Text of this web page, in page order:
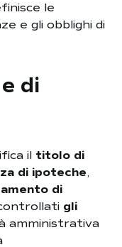
le
e gli obblighi di
di
il titolo di
di ipoteche,
di
gli
amministrativa